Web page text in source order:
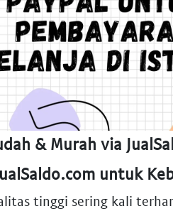
& Murah via
untuk
tinggi sering kali